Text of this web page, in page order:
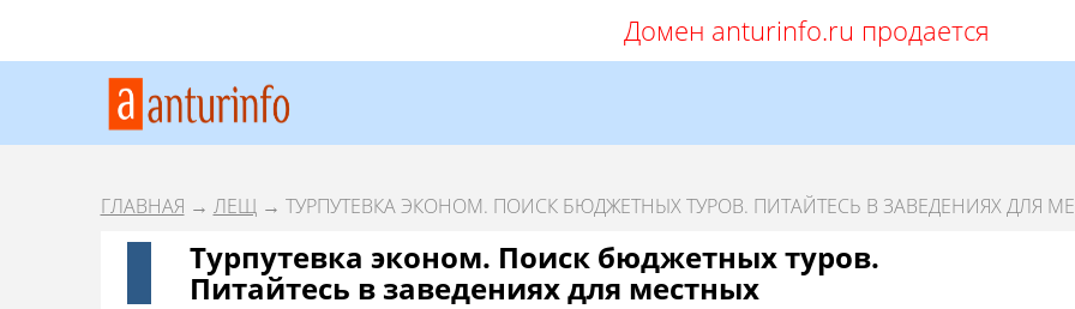
Домен anturinfo.ru продается
ГЛАВНАЯ → ЛЕЩ → ТУРПУТЕВКА ЭКОНОМ. ПОИСК БЮДЖЕТНЫХ ТУРОВ. ПИТАЙТЕСЬ В ЗАВЕДЕНИЯХ ДЛЯ
Турпутевка эконом. Поиск бюджетных туров.
Питайтесь в заведениях для местных